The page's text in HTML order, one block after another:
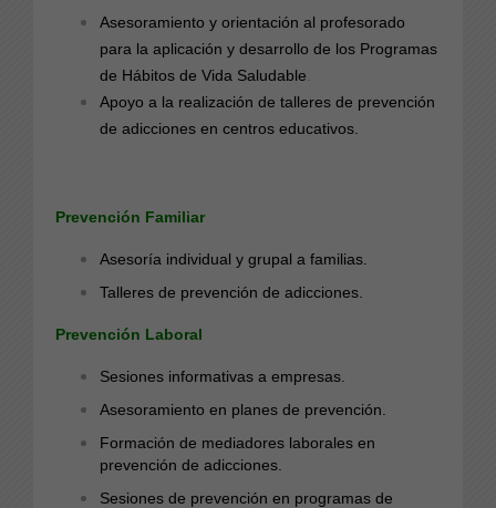
Asesoramiento y orientación al profesorado
para la aplicación y desarrollo de los Programas
de Hábitos de Vida Saludable
Apoyo a la realización de talleres de prevención
de adicciones en centros educativos.
Prevención Familiar
Asesoría individual y grupal a familias.
Talleres de prevención de adicciones.
Prevención Laboral
Sesiones informativas a empresas.
Asesoramiento en planes de prevención.
Formación de mediadores laborales en
prevención de adicciones.
Sesiones de prevención en programas de